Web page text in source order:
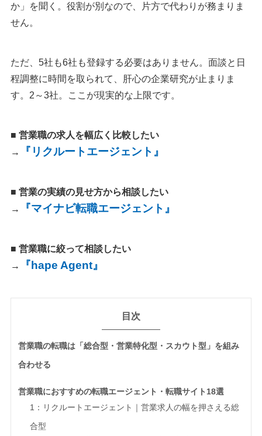
か」を聞く。役割が別なので、片方で代わりが務まりま
せん。
ただ、5社も6社も登録する必要はありません。面談と日
程調整に時間を取られて、肝心の企業研究が止まりま
す。2～3社。ここが現実的な上限です。
■ 営業職の求人を幅広く比較したい
→
『リクルートエージェント』
■ 営業の実績の見せ方から相談したい
→
『マイナビ転職エージェント』
■ 営業職に絞って相談したい
→
『hape Agent』
目次
営業職の転職は「総合型・営業特化型・スカウト型」を組み
合わせる
営業職におすすめの転職エージェント・転職サイト18選
1：リクルートエージェント｜営業求人の幅を押さえる総
合型